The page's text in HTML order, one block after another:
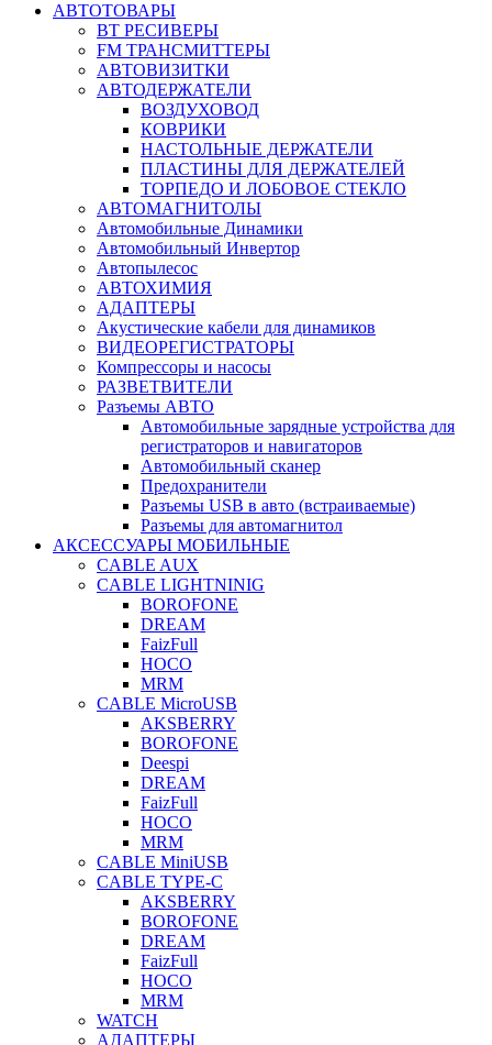
АВТОТОВАРЫ
BT РЕСИВЕРЫ
FM ТРАНСМИТТЕРЫ
АВТОВИЗИТКИ
АВТОДЕРЖАТЕЛИ
ВОЗДУХОВОД
КОВРИКИ
НАСТОЛЬНЫЕ ДЕРЖАТЕЛИ
ПЛАСТИНЫ ДЛЯ ДЕРЖАТЕЛЕЙ
ТОРПЕДО И ЛОБОВОЕ СТЕКЛО
АВТОМАГНИТОЛЫ
Автомобильные Динамики
Автомобильный Инвертор
Автопылесос
АВТОХИМИЯ
АДАПТЕРЫ
Акустические кабели для динамиков
ВИДЕОРЕГИСТРАТОРЫ
Компрессоры и насосы
РАЗВЕТВИТЕЛИ
Разъемы АВТО
Автомобильные зарядные устройства для
регистраторов и навигаторов
Автомобильный сканер
Предохранители
Разъемы USB в авто (встраиваемые)
Разъемы для автомагнитол
АКСЕССУАРЫ МОБИЛЬНЫЕ
CABLE AUX
CABLE LIGHTNINIG
BOROFONE
DREAM
FaizFull
HOCO
MRM
CABLE MicroUSB
AKSBERRY
BOROFONE
Deespi
DREAM
FaizFull
HOCO
MRM
CABLE MiniUSB
CABLE TYPE-C
AKSBERRY
BOROFONE
DREAM
FaizFull
HOCO
MRM
WATCH
АДАПТЕРЫ